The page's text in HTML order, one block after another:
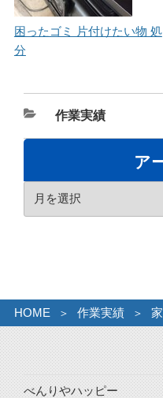
困ったゴミ 片付けたい物 処
分
カ
テ
ー
作業実績
ア
HOME 作業実績
べんりやハッピー